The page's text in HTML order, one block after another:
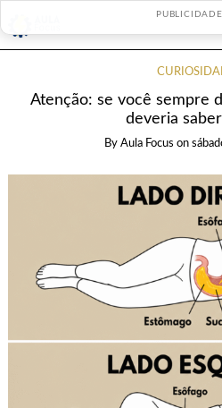
Atenção: se você sempre
deveria
By Aula Focus on
PUBLICIDADE